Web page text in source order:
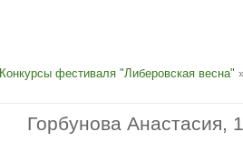
Конкурсы фестиваля "Либеровская весна"
Горбунова Анастасия,